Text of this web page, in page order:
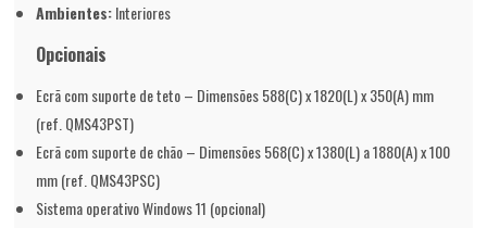
Ambientes:Interiores
Opcionais
Ecrã com suporte de teto – Dimensões 588(C) x 1820(L) x 350(A) mm
(ref. QMS43PST)
Ecrã com suporte de chão – Dimensões 568(C) x 1380(L) a 1880(A) x 100
mm (ref. QMS43PSC)
Sistema operativo Windows 11 (opcional)